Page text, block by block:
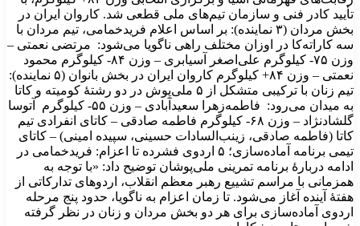
تأیید کادر فنی و سازمان تیم‌های ملی قطعی شد. کاروان ایران در
بخش مردان (۳ نماینده): بر اساس اعلام فریدخمامی، تیم مردان با
سه کاراته‌کا در اوزان مختلف راهی ناگویا می‌شود: مرتضی نعمتی –
وزن ۷۵- کیلوگرم علی‌اصغر آسیابری – وزن ۸۴- کیلوگرم محمود
نعمتی – وزن ۸۴+ کیلوگرم کاروان ایران در بخش بانوان (۵ نماینده):
تیم زنان با ترکیبی متشکل از ۵ ملی‌پوش در دو رشتهٔ کومیته و کاتا
به میدان می‌رود: فاطمه‌زهرا سعیدآبادی – وزن ۵۵- کیلوگرم آتوسا
گلشادنژاد – وزن ۶۸- کیلوگرم فاطمه صادقی – کاتای انفرادی تیم
کاتا (فاطمه صادقی، زینب‌السادات حسینی، سپیده امینی) – کاتای
تیمی برنامه آماده‌سازی؛ ۵ اردوی فشرده تا اعزام: فریدخمامی در
ادامه دربارهٔ برنامه تمرینی ملی‌پوشان توضیح داد: «با توجه به
همزمانی با مراسم تشییع رهبر معظم انقلاب، اردوهای تدارکاتی از
هفتهٔ آینده آغاز می‌شود. تا زمان اعزام به ناگویا، حدود پنج مرحله
اردوی آماده‌سازی برای هر دو بخش مردان و زنان در نظر گرفته